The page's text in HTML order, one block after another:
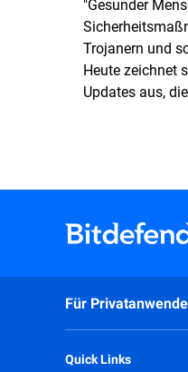
"Gesunder
Trojanern und
Heute zeichnet
Updates aus,
Für
Quick Links